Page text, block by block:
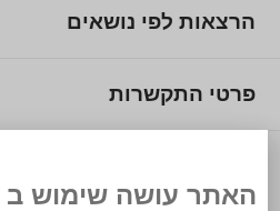
הרצאות לפי נושאים
פרטי התקשרות